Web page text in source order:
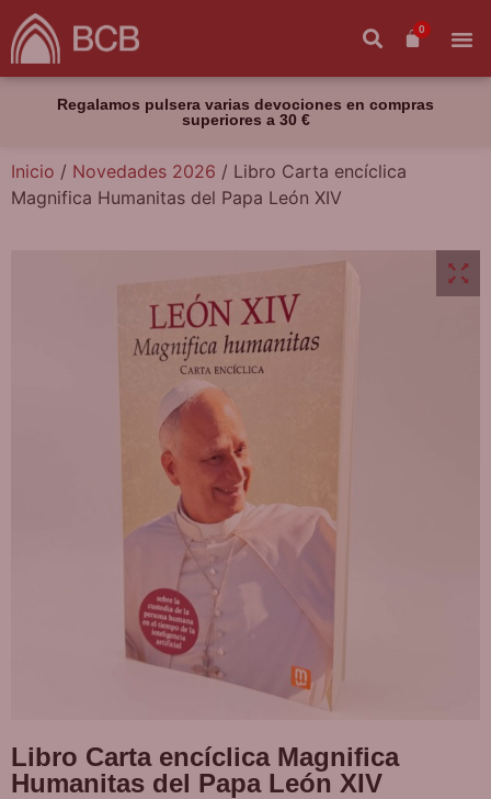
0
Regalamos pulsera varias devociones en compras
superiores a 30 €
Inicio / Novedades 2026 / Libro Carta encíclica
Magnifica Humanitas del Papa León XIV
Libro Carta encíclica Magnifica
Humanitas del Papa León XIV